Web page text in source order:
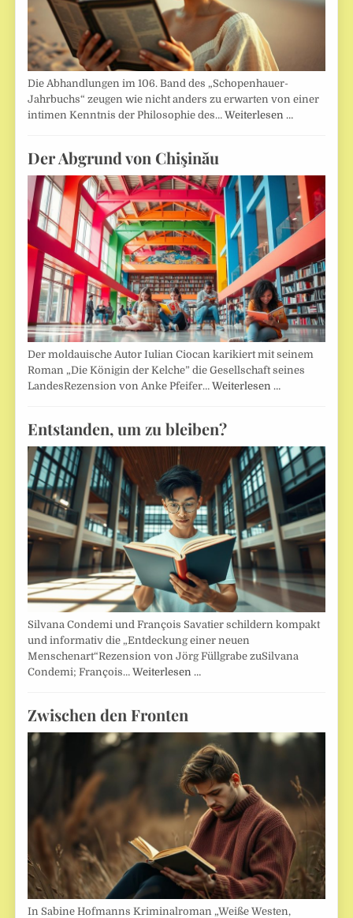
Die Abhandlungen im 106. Band des „Schopenhauer-
Jahrbuchs“ zeugen wie nicht anders zu erwarten von einer
intimen Kenntnis der Philosophie des…Weiterlesen …
Der Abgrund von Chişinău
Der moldauische Autor Iulian Ciocan karikiert mit seinem
Roman „Die Königin der Kelche” die Gesellschaft seines
LandesRezension von Anke Pfeifer…Weiterlesen …
Entstanden, um zu bleiben?
Silvana Condemi und François Savatier schildern kompakt
und informativ die „Entdeckung einer neuen
Menschenart“Rezension von Jörg Füllgrabe zuSilvana
Condemi; François…Weiterlesen …
Zwischen den Fronten
In Sabine Hofmanns Kriminalroman „Weiße Westen,